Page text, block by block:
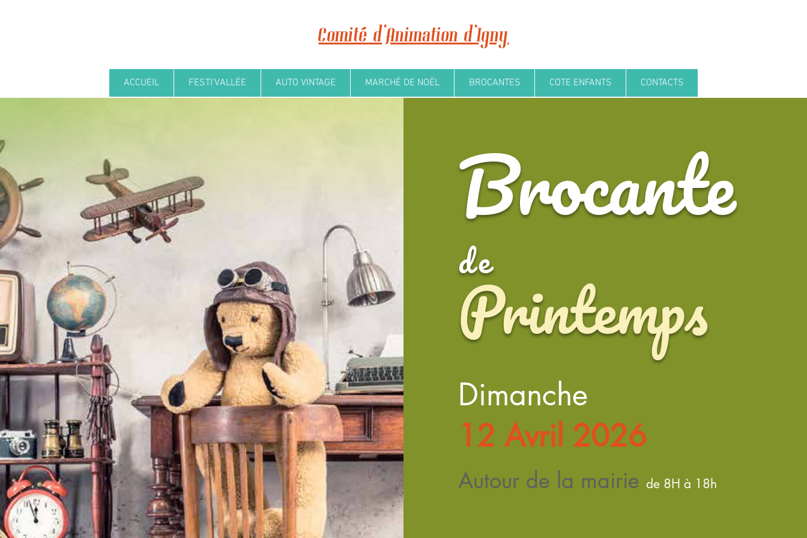
Comité d'Animation d'Igny
ACCUEIL FESTI'VALLÉE AUTO VINTAGE MARCHÉ DE NOËL BROCANTES COTE ENFANTS CONTACTS
Brocante
de
Printemps
Dimanche
12 Avril 2026
Autour de la mairie de 8H à 18h